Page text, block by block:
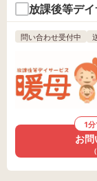
放課後等デ
問い合わせ受付中
1
お問